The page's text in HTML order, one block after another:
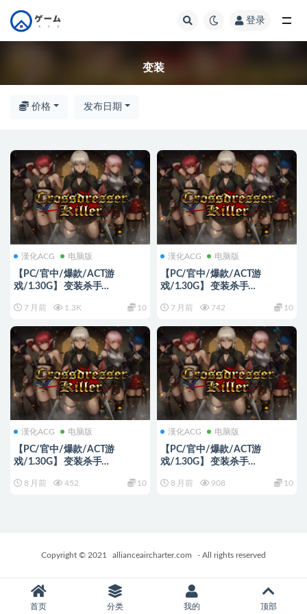
登录
变装
价格 发布日期
漢化ACG 电脑版
【PC/官中/爆款/ACT游
戏/1.30G】 变装杀手
官方中文步兵版+存档+爆款ACT
7 月前 1.3K 10
漢化ACG 电脑版
【PC/官中/爆款/ACT游
戏/1.30G】 变装杀手
官方中文步兵版+存档+爆款ACT
7 月前 742 10
漢化ACG 电脑版
【PC/官中/爆款/ACT游
戏/1.30G】 变装杀手
官方中文步兵版+爆款ACT游戏
8 月前 452 10
漢化ACG 电脑版
【PC/官中/爆款/ACT游
戏/1.30G】 变装杀手
文版+爆款ACT游戏+1.30G
8 月前 908 10
Copyright © 2021 allianceaircharter.com - All rights reserved
首页 分类 我的 顶部